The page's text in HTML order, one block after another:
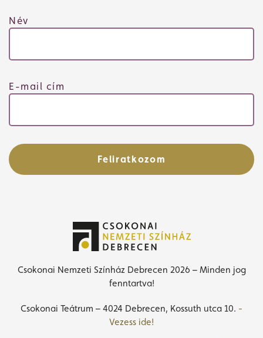
Név
E-mail cím
Feliratkozom
Csokonai Nemzeti Színház Debrecen 2026 – Minden jog
fenntartva!
Csokonai Teátrum – 4024 Debrecen, Kossuth utca 10. -
Vezess ide!